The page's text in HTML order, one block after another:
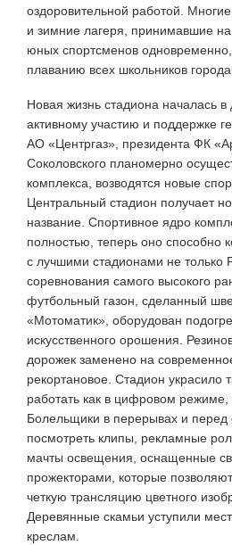
оздоровительной работой.
и зимние лагеря, принимавшие
юных спортсменов
плаванию всех школьников
Новая жизнь стадиона началась
активному участию и поддержке
АО «Центргаз», президента ФК
Соколовского планомерно
комплекса, возводятся новые
Центральный стадион получает
название. Спортивное ядро
полностью, теперь оно способно
с лучшими стадионами не только
соревнования самого высокого
футбольный газон, сделанный
«Мотоматик», оборудован
искусственного орошения.
дорожек заменено на
рекортановое. Стадион украсило
работать как в цифровом режиме,
Болельщики в перерывах и перед
посмотреть клипы, рекламные
мачты освещения, оснащенные
прожекторами, которые
четкую трансляцию цветного
Деревянные скамьи уступили
креслам.